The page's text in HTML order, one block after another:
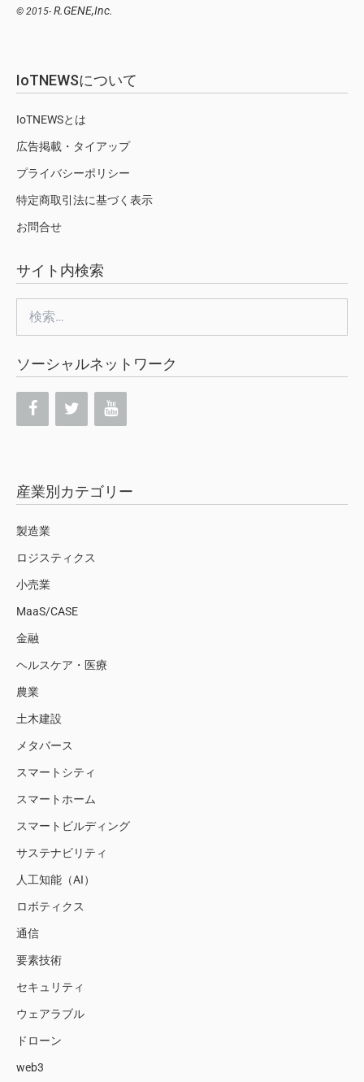
© 2015- R.GENE,Inc.
IoTNEWSについて
IoTNEWSとは
広告掲載・タイアップ
プライバシーポリシー
特定商取引法に基づく表示
お問合せ
サイト内検索
ソーシャルネットワーク
産業別カテゴリー
製造業
ロジスティクス
小売業
MaaS/CASE
金融
ヘルスケア・医療
農業
土木建設
メタバース
スマートシティ
スマートホーム
スマートビルディング
サステナビリティ
人工知能（AI）
ロボティクス
通信
要素技術
セキュリティ
ウェアラブル
ドローン
web3